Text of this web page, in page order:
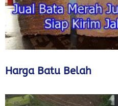
Harga Batu Belah